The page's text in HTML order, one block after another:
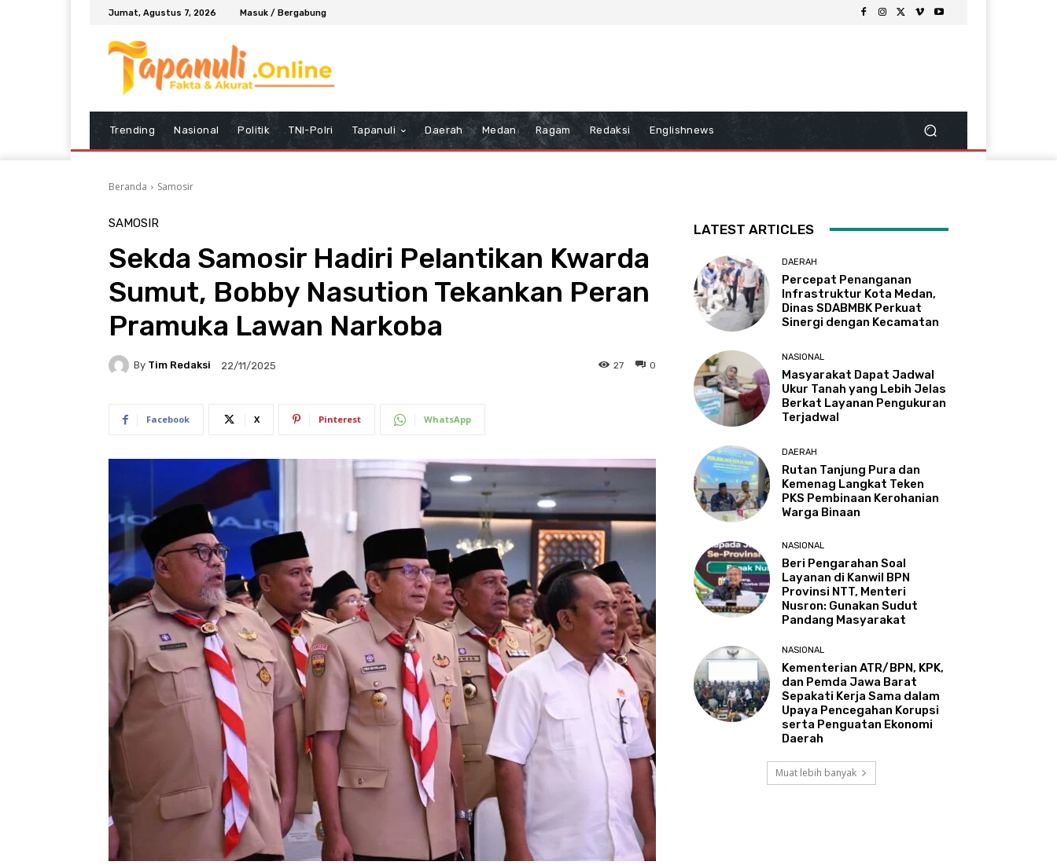
Jumat, Agustus 7, 2026 Masuk / Bergabung
Trending Nasional Politik TNI-Polri Tapanuli Daerah Medan Ragam Redaksi Englishnews
Beranda Samosir
SAMOSIR
Sekda Samosir Hadiri Pelantikan Kwarda
Sumut, Bobby Nasution Tekankan Peran
Pramuka Lawan Narkoba
By Tim Redaksi 22/11/2025 0
27
Facebook X Pinterest WhatsApp
LATEST ARTICLES
DAERAH
Percepat Penanganan
Infrastruktur Kota Medan,
Dinas SDABMBK Perkuat
Sinergi dengan Kecamatan
NASIONAL
Masyarakat Dapat Jadwal
Ukur Tanah yang Lebih Jelas
Berkat Layanan Pengukuran
Terjadwal
DAERAH
Rutan Tanjung Pura dan
Kemenag Langkat Teken
PKS Pembinaan Kerohanian
Warga Binaan
NASIONAL
Beri Pengarahan Soal
Layanan di Kanwil BPN
Provinsi NTT, Menteri
Nusron: Gunakan Sudut
Pandang Masyarakat
NASIONAL
Kementerian ATR/BPN, KPK,
dan Pemda Jawa Barat
Sepakati Kerja Sama dalam
Upaya Pencegahan Korupsi
serta Penguatan Ekonomi
Daerah
Muat lebih banyak